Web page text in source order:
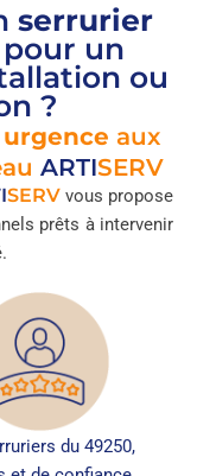
serrurier
pour un
ou
?
aux
ARTISERV
SERVvous propose
prêts à intervenir
du 49250,